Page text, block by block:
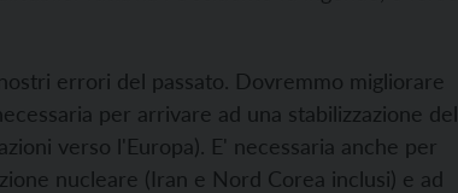
errori del passato. Dovremmo migliorare
per arrivare ad una stabilizzazione del
verso l'Europa). E' necessaria anche per
nucleare (Iran e Nord Corea inclusi) e ad